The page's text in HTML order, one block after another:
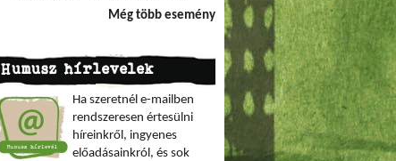
Még több esemény
Humusz hírlevelek
Ha szeretnél e-mailben
rendszeresen értesülni
híreinkről, ingyenes
előadásainkról, és sok